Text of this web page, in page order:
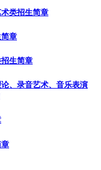
类招生简章
章
生简章
、录音艺术、音乐表演